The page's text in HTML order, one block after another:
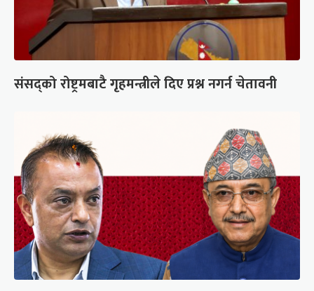
संसद्को रोष्ट्रमबाटै गृहमन्त्रीले दिए प्रश्न नगर्न चेतावनी